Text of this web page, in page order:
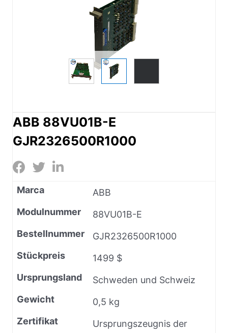
ABB 88VU01B-E
GJR2326500R1000
Marca
ABB
Modulnummer
88VU01B-E
Bestellnummer
GJR2326500R1000
Stückpreis
1499 $
Ursprungsland
Schweden und Schweiz
Gewicht
0,5 kg
Zertifikat
Ursprungszeugnis der